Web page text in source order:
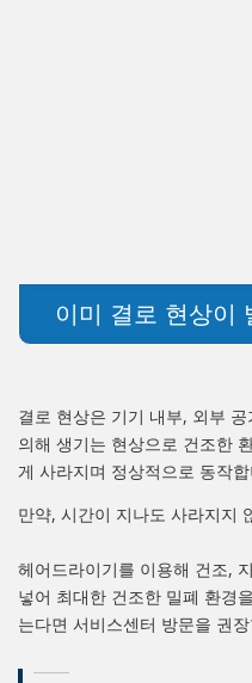
이미 결로 현상이
결로 현상은 기기 내부, 외부
의해 생기는 현상으로 건조한
게 사라지며 정상적으로 동작합
만약, 시간이 지나도 사라지지
헤어드라이기를 이용해 건조,
넣어 최대한 건조한 밀폐 환경
는다면 서비스센터 방문을 권